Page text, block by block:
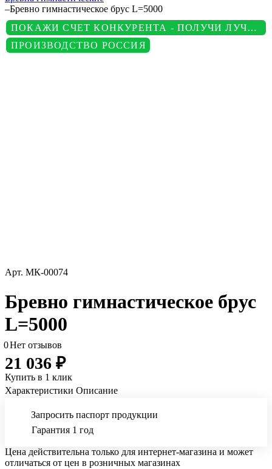
–Бревно гимнастическое брус L=5000
ПОКАЖИ СЧЕТ КОНКУРЕНТА - ПОЛУЧИ ЛУЧШУЮ ЦЕНУ
ПРОИЗВОДСТВО РОССИЯ
Арт. МК-00074
Бревно гимнастическое брус
L=5000
0Нет отзывов
21 036 ₽
Купить в 1 клик
Характеристики Описание
Запросить паспорт продукции
Гарантия 1 год
Цена действительна только для интернет-магазина и может
отличаться от цен в розничных магазинах